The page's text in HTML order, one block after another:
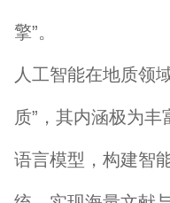
擎”。
人工智能在地质领
质”，其内涵极为
语言模型，构建智